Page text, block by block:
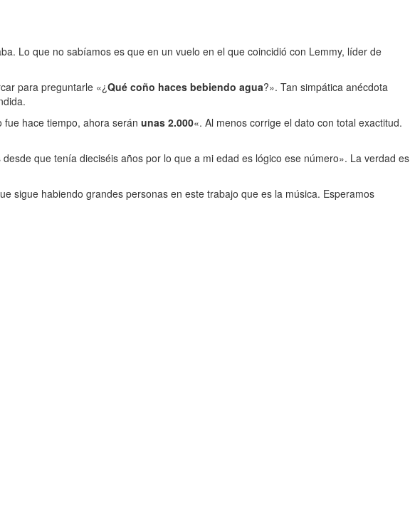
Lo que no sabíamos es que en un vuelo en el que coincidió con Lemmy, líder de
para preguntarle «¿Qué coño haces bebiendo agua?». Tan simpática anécdota
hace tiempo, ahora serán unas 2.000«. Al menos corrige el dato con total exactitud.
que tenía dieciséis años por lo que a mi edad es lógico ese número». La verdad es
sigue habiendo grandes personas en este trabajo que es la música. Esperamos